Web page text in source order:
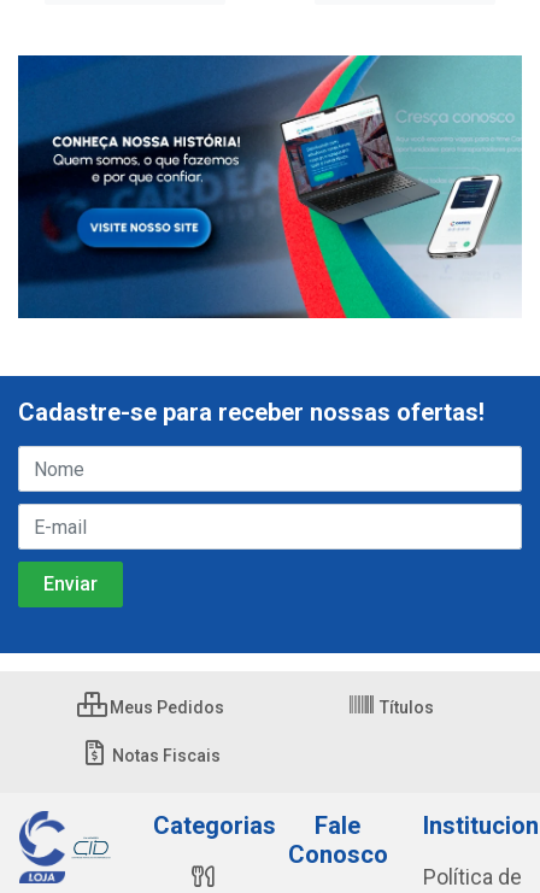
Cadastre-se para receber nossas ofertas!
Meus Pedidos Títulos
Notas Fiscais
Categorias
Fale
Conosco
Política de